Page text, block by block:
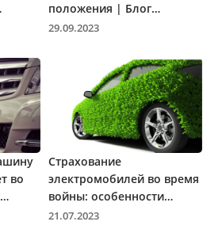
положения | Блог
Parasol.ua
29.09.2023
во
Страхование
электромобилей во время
войны: особенности
оформления | Блог
21.07.2023